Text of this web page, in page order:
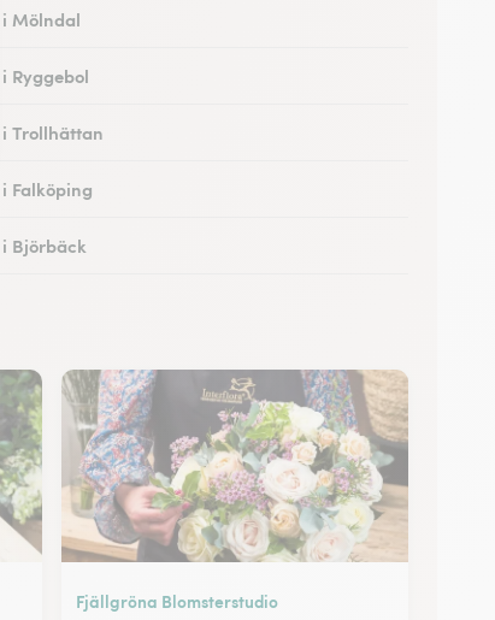
i Mölndal
Ryggebol
Trollhättan
Falköping
Björbäck
Fjällgröna Blomsterstudio